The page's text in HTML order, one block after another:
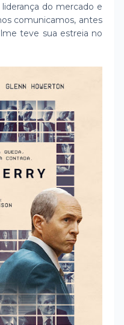
do mercado e
comunicamos, antes
teve sua estreia no